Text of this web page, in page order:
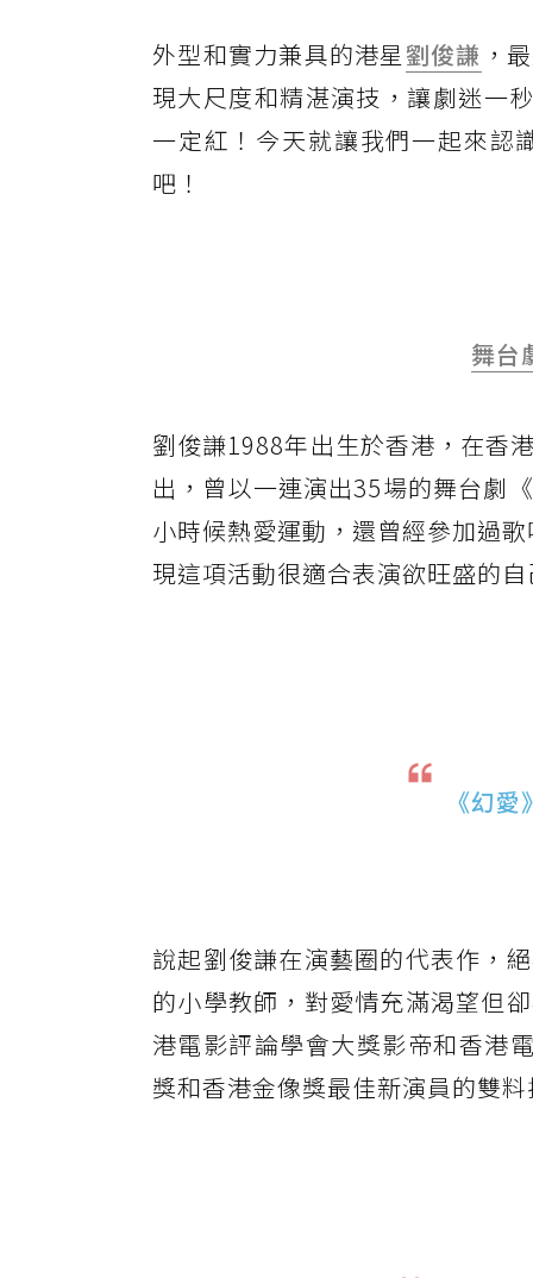
外型和實力兼具的港星 劉俊謙 ，
現大尺度和精湛演技，讓劇迷一
一定紅！今天就讓我們一起來認
吧！
舞台
劉俊謙1988年出生於香港，在香
出，曾以一連演出35場的舞台劇
小時候熱愛運動，還曾經參加過
現這項活動很適合表演欲旺盛的
《幻
說起劉俊謙在演藝圈的代表作，
的小學教師，對愛情充滿渴望但
港電影評論學會大獎影帝和香港
獎和香港金像獎最佳新演員的雙